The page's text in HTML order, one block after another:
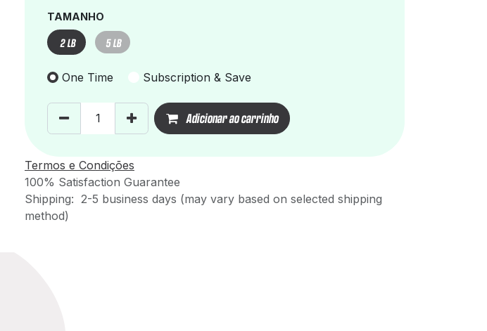
TAMANHO
2 LB 5 LB
One Time Subscription & Save
Adicionar ao carrinho
Termos e Condições
100% Satisfaction Guarantee
Shipping: 2-5 business days (may vary based on selected shipping
method)